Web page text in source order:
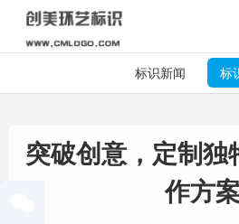
标识新闻 标
突破创意，定制独
作方